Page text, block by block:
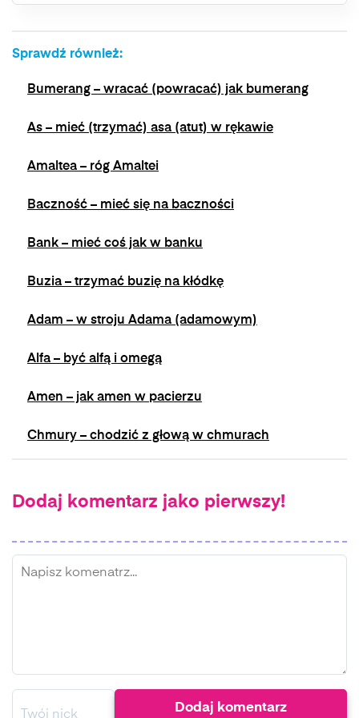
bez wpływu na zgodność z prawem
jest możliwe poprzez kontakt z Administratorem
naciśniecie przycisku "wypisz się" znajdującego
Sprawdź również:
Bumerang – wracać (powracać) jak bumerang
As – mieć (trzymać) asa (atut) w rękawie
Amaltea – róg Amaltei
Baczność – mieć się na baczności
Bank – mieć coś jak w banku
Buzia – trzymać buzię na kłódkę
Adam – w stroju Adama (adamowym)
Alfa – być alfą i omegą
Amen – jak amen w pacierzu
Chmury – chodzić z głową w chmurach
Dodaj komentarz jako pierwszy!